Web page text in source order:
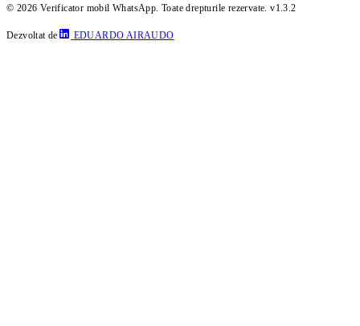
© 2026 Verificator mobil WhatsApp. Toate drepturile rezervate.v1.3.2
Dezvoltat de EDUARDO AIRAUDO